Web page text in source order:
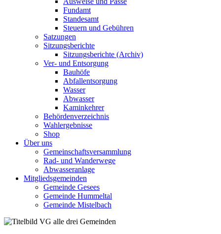
Fundamt
Standesamt
Steuern und Gebühren
Satzungen
Sitzungsberichte
Sitzungsberichte (Archiv)
Ver- und Entsorgung
Bauhöfe
Abfallentsorgung
Wasser
Abwasser
Kaminkehrer
Behördenverzeichnis
Wahlergebnisse
Shop
Über uns
Gemeinschaftsversammlung
Rad- und Wanderwege
Abwasseranlage
Mitgliedsgemeinden
Gemeinde Gesees
Gemeinde Hummeltal
Gemeinde Mistelbach